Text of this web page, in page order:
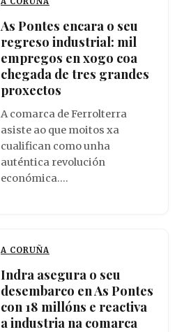
As Pontes encara o seu
regreso industrial: mil
empregos en xogo coa
chegada de tres grandes
proxectos
A comarca de Ferrolterra
asiste ao que moitos xa
cualifican como unha
auténtica revolución
económica.…
A CORUÑA
Indra asegura o seu
desembarco en As Pontes
con 18 millóns e reactiva
a industria na comarca